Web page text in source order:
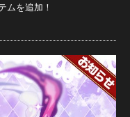
ムを追加！